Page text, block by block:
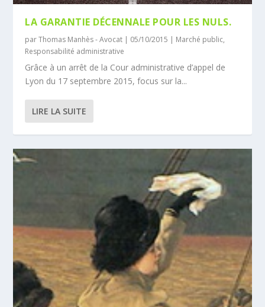
LA GARANTIE DÉCENNALE POUR LES NULS.
parThomas Manhès - Avocat | 05/10/2015 | Marché public,
Responsabilité administrative
Grâce à un arrêt de la Cour administrative d’appel de
Lyon du 17 septembre 2015, focus sur la...
LIRE LA SUITE